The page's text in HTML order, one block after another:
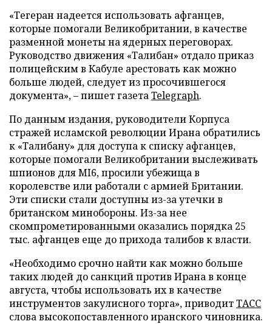
«Тегеран надеется использовать афганцев,
которые помогали Великобритании, в качестве
разменной монеты на ядерных переговорах.
Руководство движения «Талибан» отдало приказ
полицейским в Кабуле арестовать как можно
больше людей, следует из просочившегося
документа», – пишет газетаTelegraph.
По данным издания, руководители Корпуса
стражей исламской революции Ирана обратились
к «Талибану» для доступа к списку афганцев,
которые помогали Великобритании выслеживать
шпионов для MI6, просили убежища в
королевстве или работали с армией Британии.
Эти списки стали доступны из-за утечки в
британском минобороны. Из-за нее
скомпрометированными оказались порядка 25
тыс. афганцев еще до прихода талибов к власти.
«Необходимо срочно найти как можно больше
таких людей до санкций против Ирана в конце
августа, чтобы использовать их в качестве
инструментов закулисного торга», приводитТАСС
слова высокопоставленного иранского чиновника.